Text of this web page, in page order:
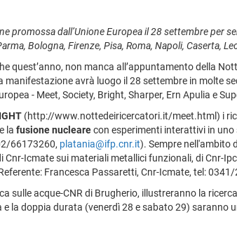
promossa dall’Unione Europea il 28 settembre per
Bologna, Firenze, Pisa, Roma, Napoli, Caserta,
quest’anno, non manca all’appuntamento della
avrà luogo il 28 settembre in molte
- Meet, Society, Bright, Sharper, Ern Apulia e
(http://www.nottedeiricercatori.it/meet.html) i
la fusione nuclearecon esperimenti interattivi in
66173260, platania@ifp.cnr.it). Sempre nell'ambito
Icmate sui materiali metallici funzionali, di Cnr-
Francesca Passaretti, Cnr-Icmate, tel:
sulle acque-CNR di Brugherio, illustreranno la
la doppia durata (venerdì 28 e sabato 29)